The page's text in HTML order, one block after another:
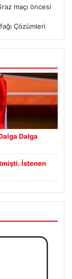
maçı öncesi
Çözümleri
Dalga
İstenen